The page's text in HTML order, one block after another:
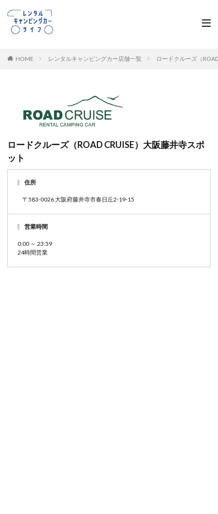
HOME レンタルキャンピングカー店舗一覧 ロードクルーズ（
ロードクルーズ（ROAD CRUISE）大阪藤井寺スポ
ット
住所
〒583-0026 大阪府藤井寺市春日丘2-19-15
営業時間
0:00 ～ 23:59
24時間営業